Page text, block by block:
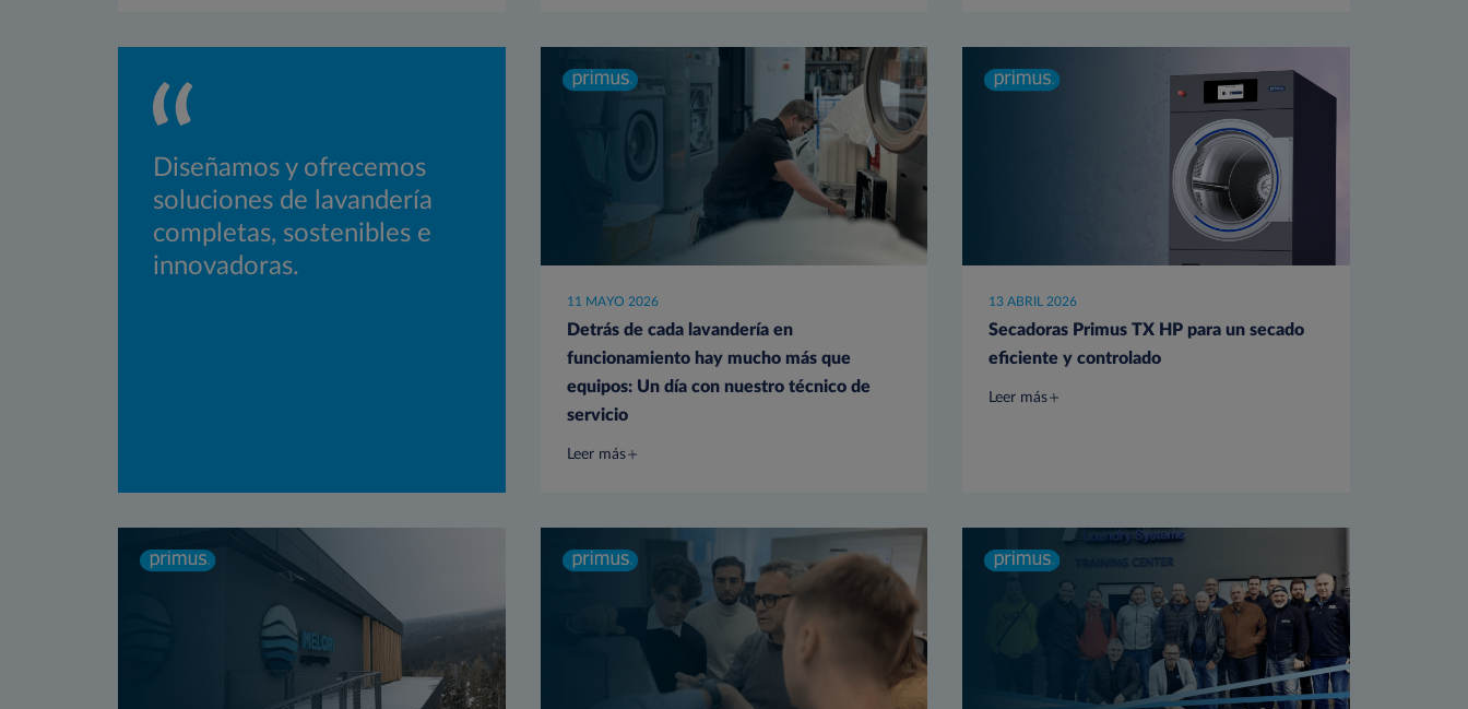
Diseñamos y ofrecemos
soluciones de lavandería
completas, sostenibles e
innovadoras.
11 MAYO 2026
Detrás de cada lavandería en
funcionamiento hay mucho más que
equipos: Un día con nuestro técnico de
servicio
Leer más
13 ABRIL 2026
Secadoras Primus TX HP para un secado
eficiente y controlado
Leer más